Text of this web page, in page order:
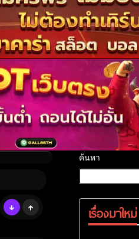
ค้นหา
เรื่องมาใหม่